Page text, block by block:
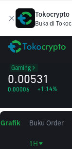
Tokocrypto
Buka di
BIGTIME
Gaming
0.00531
0.00006 +1.14%
Grafik Buku Order
1H